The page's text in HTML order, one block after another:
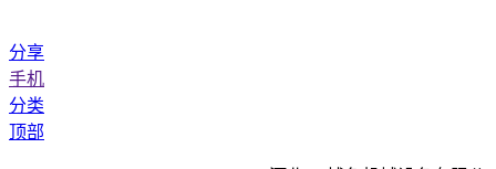
分享
手机
分类
顶部